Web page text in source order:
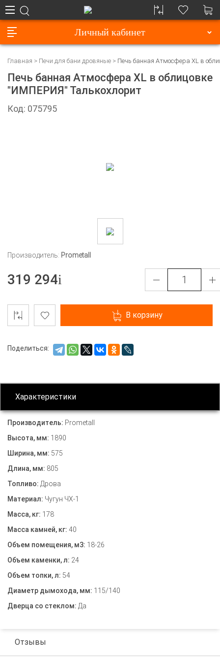
Личный кабинет
Главная Печи для бани дровяные Печь банная Атмосфера XL в
Печь банная Атмосфера XL в облицовке
"ИМПЕРИЯ" Талькохлорит
Код: 075795
Производитель: Prometall
319 294
В корзину
Поделиться:
Характеристики
Производитель: Prometall
Высота, мм: 1890
Ширина, мм: 575
Длина, мм: 805
Топливо: Дрова
Материал: Чугун ЧХ-1
Масса, кг: 178
Масса камней, кг: 40
Объем помещения, м3: 18-26
Объем каменки, л: 24
Объем топки, л: 54
Диаметр дымохода, мм: 115/140
Дверца со стеклом: Да
Отзывы